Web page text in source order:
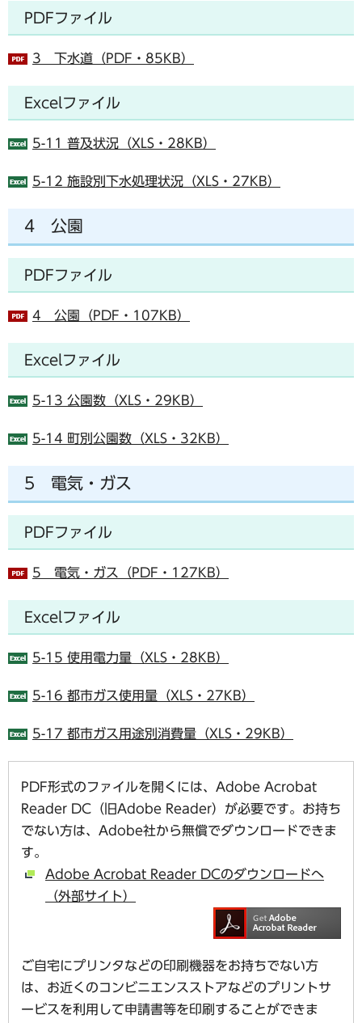
PDFファイル
3 下水道（PDF・85KB）
Excelファイル
5-11 普及状況（XLS・28KB）
5-12 施設別下水処理状況（XLS・27KB）
4 公園
PDFファイル
4 公園（PDF・107KB）
Excelファイル
5-13 公園数（XLS・29KB）
5-14 町別公園数（XLS・32KB）
5 電気・ガス
PDFファイル
5 電気・ガス（PDF・127KB）
Excelファイル
5-15 使用電力量（XLS・28KB）
5-16 都市ガス使用量（XLS・27KB）
5-17 都市ガス用途別消費量（XLS・29KB）
PDF形式のファイルを開くには、Adobe Acrobat
Reader DC（旧Adobe Reader）が必要です。お持ち
でない方は、Adobe社から無償でダウンロードできま
す。
Adobe Acrobat Reader DCのダウンロードへ
（外部サイト）
ご自宅にプリンタなどの印刷機器をお持ちでない方
は、お近くのコンビニエンスストアなどのプリントサ
ービスを利用して申請書等を印刷することができま